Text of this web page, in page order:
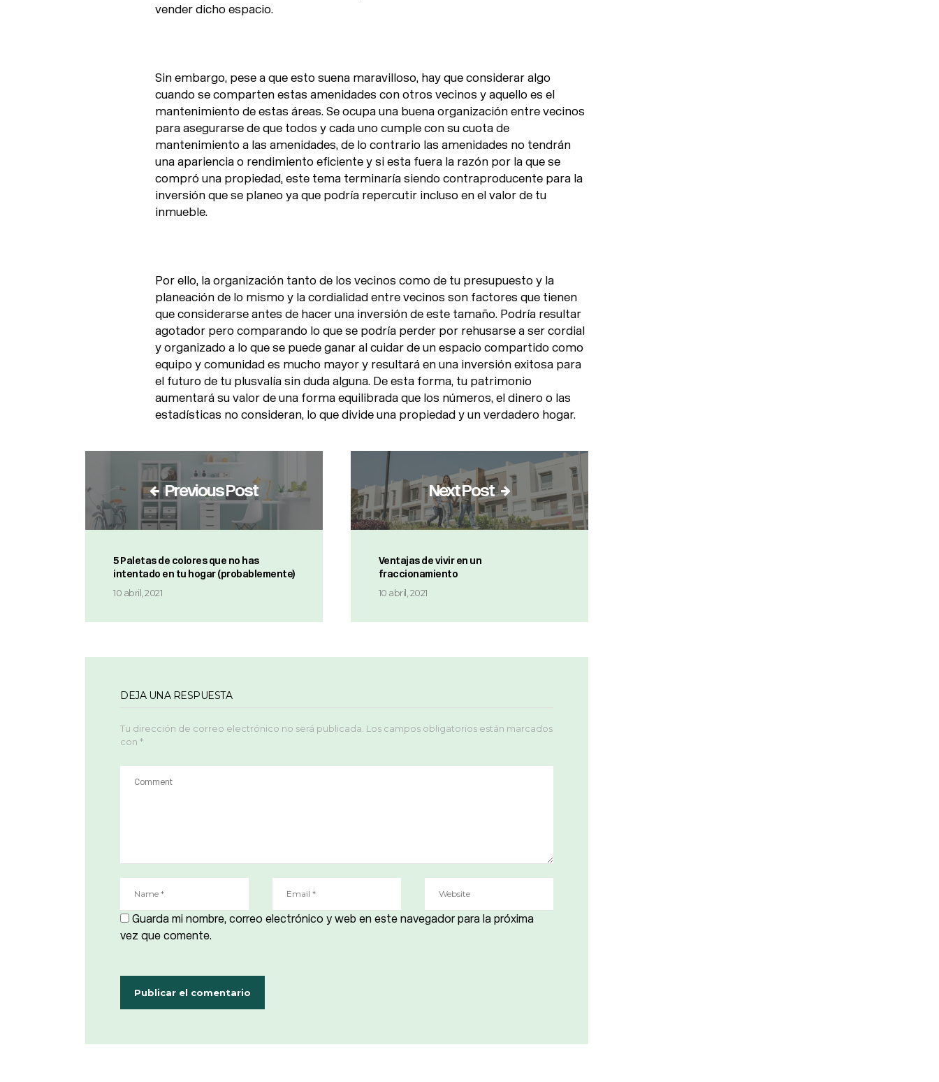
vender dicho espacio.
Sin embargo, pese a que esto suena maravilloso, hay que considerar algo
cuando se comparten estas amenidades con otros vecinos y aquello es el
mantenimiento de estas áreas. Se ocupa una buena organización entre vecinos
para asegurarse de que todos y cada uno cumple con su cuota de
mantenimiento a las amenidades, de lo contrario las amenidades no tendrán
una apariencia o rendimiento eficiente y si esta fuera la razón por la que se
compró una propiedad, este tema terminaría siendo contraproducente para la
inversión que se planeo ya que podría repercutir incluso en el valor de tu
inmueble.
Por ello, la organización tanto de los vecinos como de tu presupuesto y la
planeación de lo mismo y la cordialidad entre vecinos son factores que tienen
que considerarse antes de hacer una inversión de este tamaño. Podría resultar
agotador pero comparando lo que se podría perder por rehusarse a ser cordial
y organizado a lo que se puede ganar al cuidar de un espacio compartido como
equipo y comunidad es mucho mayor y resultará en una inversión exitosa para
el futuro de tu plusvalía sin duda alguna. De esta forma, tu patrimonio
aumentará su valor de una forma equilibrada que los números, el dinero o las
estadísticas no consideran, lo que divide una propiedad y un verdadero hogar.
Previous Post
5 Paletas de colores que no has
intentado en tu hogar (probablemente)
10 abril, 2021
Next Post
Ventajas de vivir en un
fraccionamiento
10 abril, 2021
DEJA UNA RESPUESTA
Tu dirección de correo electrónico no será publicada. Los campos obligatorios están marcados
con *
Guarda mi nombre, correo electrónico y web en este navegador para la próxima
vez que comente.